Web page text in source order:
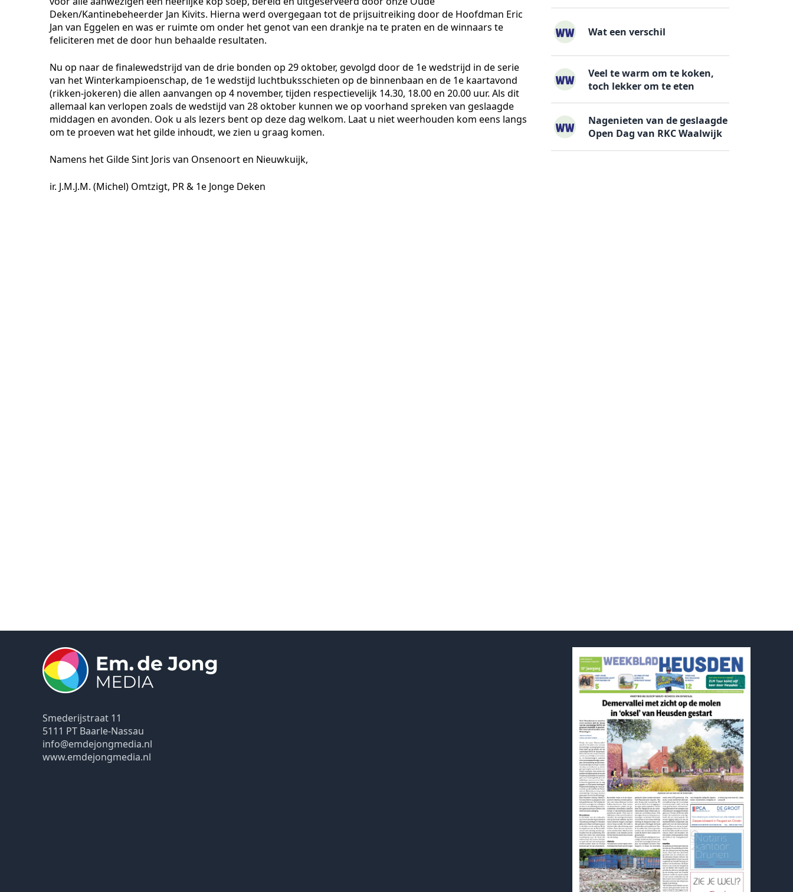
Deken/Kantinebeheerder Jan Kivits. Hierna werd overgegaan tot de prijsuitreiking door de Hoofdman Eric
Jan van Eggelen en was er ruimte om onder het genot van een drankje na te praten en de winnaars te
feliciteren met de door hun behaalde resultaten.
Nu op naar de finalewedstrijd van de drie bonden op 29 oktober, gevolgd door de 1e wedstrijd in de serie
van het Winterkampioenschap, de 1e wedstijd luchtbuksschieten op de binnenbaan en de 1e kaartavond
(rikken-jokeren) die allen aanvangen op 4 november, tijden respectievelijk 14.30, 18.00 en 20.00 uur. Als dit
allemaal kan verlopen zoals de wedstijd van 28 oktober kunnen we op voorhand spreken van geslaagde
middagen en avonden. Ook u als lezers bent op deze dag welkom. Laat u niet weerhouden kom eens langs
om te proeven wat het gilde inhoudt, we zien u graag komen.
Namens het Gilde Sint Joris van Onsenoort en Nieuwkuijk,
ir. J.M.J.M. (Michel) Omtzigt, PR & 1e Jonge Deken
Wat een verschil
Veel te warm om te koken,
toch lekker om te eten
Nagenieten van de geslaagde
Open Dag van RKC Waalwijk
Smederijstraat 11
5111 PT Baarle-Nassau
info@emdejongmedia.nl
www.emdejongmedia.nl